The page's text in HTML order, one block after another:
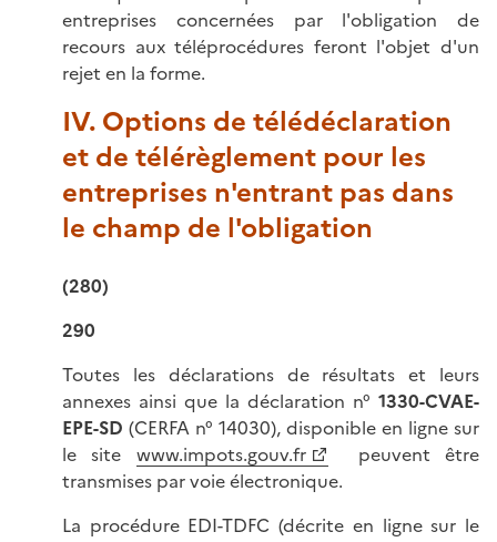
entreprises concernées par l'obligation de
recours aux téléprocédures feront l'objet d'un
rejet en la forme.
IV. Options de télédéclaration
et de télérèglement pour les
entreprises n'entrant pas dans
le champ de l'obligation
(280)
290
Toutes les déclarations de résultats et leurs
annexes ainsi que la déclaration n° 1330-CVAE-
EPE-SD (CERFA n° 14030), disponible en ligne sur
le site www.impots.gouv.fr
peuvent être
transmises par voie électronique.
La procédure EDI-TDFC (décrite en ligne sur le